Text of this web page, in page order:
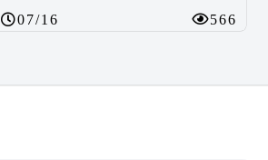
07/16 566